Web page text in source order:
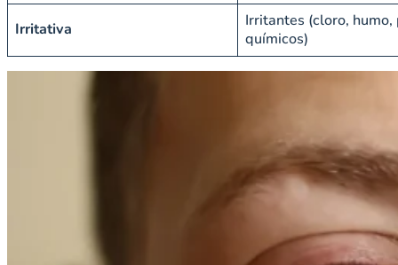
Irritativa
Irritantes (cloro, humo,
químicos)